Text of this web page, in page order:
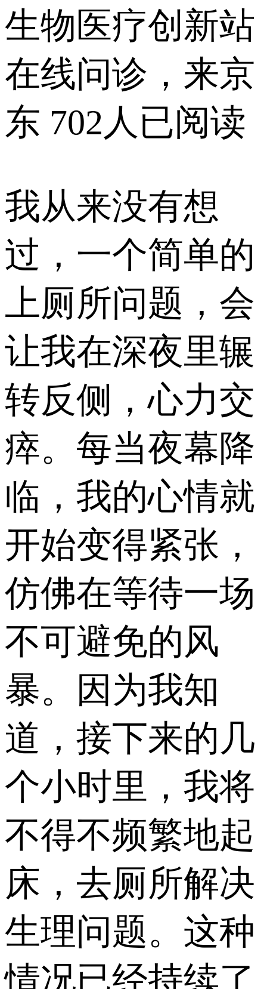
生物医疗创新站
在线问诊，来京
东 702人已阅读
我从来没有想
过，一个简单的
上厕所问题，会
让我在深夜里辗
转反侧，心力交
瘁。每当夜幕降
临，我的心情就
开始变得紧张，
仿佛在等待一场
不可避免的风
暴。因为我知
道，接下来的几
个小时里，我将
不得不频繁地起
床，去厕所解决
生理问题。这种
情况已经持续了